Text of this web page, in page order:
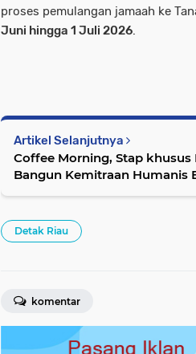
proses pemulangan jamaah ke
Juni hingga 1 Juli 2026.
Artikel Selanjutnya
Coffee Morning, Stap
Bangun Kemitraan Humanis
Detak Riau
komentar